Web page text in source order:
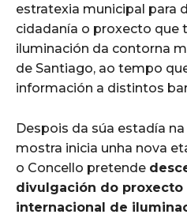
estratexia municipal para
cidadanía o proxecto que
iluminación da contorna
de Santiago, ao tempo
información a distintos
Despois da súa estadía
mostra inicia unha nova
o Concello pretende
divulgación do
internacional de